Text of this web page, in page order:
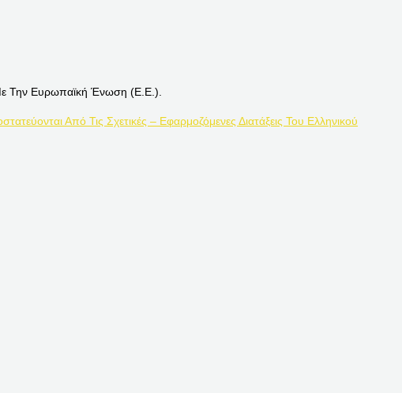
Την Ευρωπαϊκή Ένωση (Ε.Ε.).
Από Τις Σχετικές – Εφαρμοζόμενες Διατάξεις Του Ελληνικού